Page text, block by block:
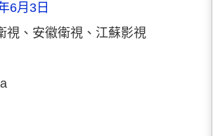
6月3日
視、安徽衛視、江蘇影視